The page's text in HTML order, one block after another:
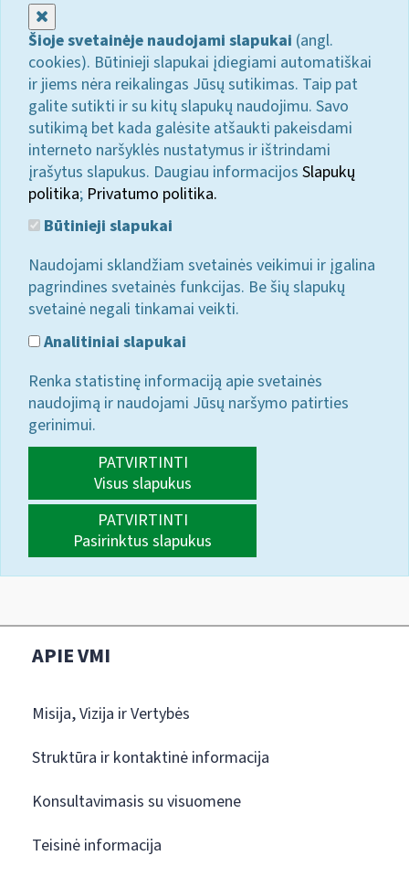
Šioje svetainėje naudojami slapukai (angl.
cookies). Būtinieji slapukai įdiegiami automatiškai
ir jiems nėra reikalingas Jūsų sutikimas. Taip pat
galite sutikti ir su kitų slapukų naudojimu. Savo
sutikimą bet kada galėsite atšaukti pakeisdami
interneto naršyklės nustatymus ir ištrindami
įrašytus slapukus. Daugiau informacijos Slapukų
politika; Privatumo politika.
Būtinieji slapukai
Naudojami sklandžiam svetainės veikimui ir įgalina
pagrindines svetainės funkcijas. Be šių slapukų
svetainė negali tinkamai veikti.
Analitiniai slapukai
Renka statistinę informaciją apie svetainės
naudojimą ir naudojami Jūsų naršymo patirties
gerinimui.
PATVIRTINTI
Visus slapukus
PATVIRTINTI
Pasirinktus slapukus
APIE VMI
Misija, Vizija ir Vertybės
Struktūra ir kontaktinė informacija
Konsultavimasis su visuomene
Teisinė informacija